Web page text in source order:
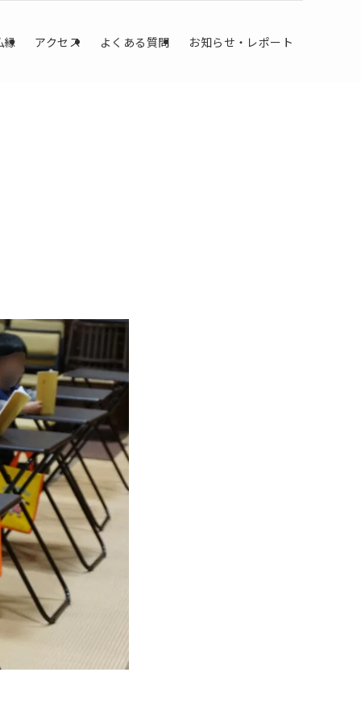
縁 アクセス よくある質問 お知らせ・レポート